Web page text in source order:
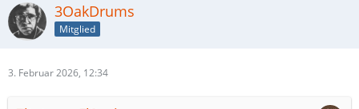
3OakDrums
Mitglied
3. Februar 2026, 12:34